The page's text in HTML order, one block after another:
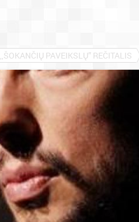
,,ŠOKANČIŲ PAVEIKSLŲ” REČITALIS